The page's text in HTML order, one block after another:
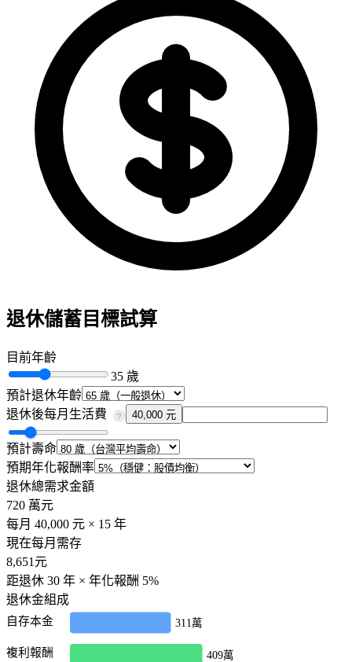
退休儲蓄目標試算
目前年齡
35 歲
預計退休年齡
退休後每月生活費
? 40,000 元
預計壽命
預期年化報酬率
退休總需求金額
720 萬元
每月 40,000 元 × 15 年
現在每月需存
8,651 元
距退休 30 年 × 年化報酬 5%
退休金組成
自存本金 311萬
複利報酬 409萬